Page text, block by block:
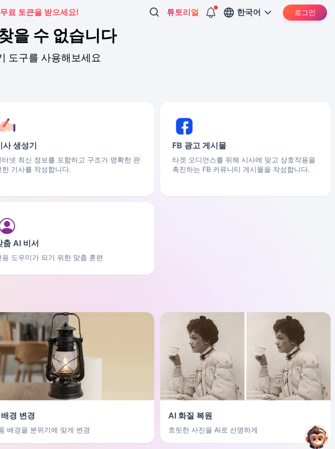
료 토큰을 받으세요! 튜토리얼 한국어 로그인
을 수 없습니다
도구를 사용해보세요
사 생성기
터넷 최신 정보를 포함하고 구조가 명확한 완
한 기사를 작성합니다.
FB 광고 게시물
타겟 오디언스를 위해 시사에 맞고 상호작용을
촉진하는 FB 커뮤니티 게시물을 작성합니다.
춤 AI 비서
용 도우미가 되기 위한 맞춤 훈련
경 변경
배경을 분위기에 맞게 변경
AI 화질 복원
흐릿한 사진을 AI로 선명하게